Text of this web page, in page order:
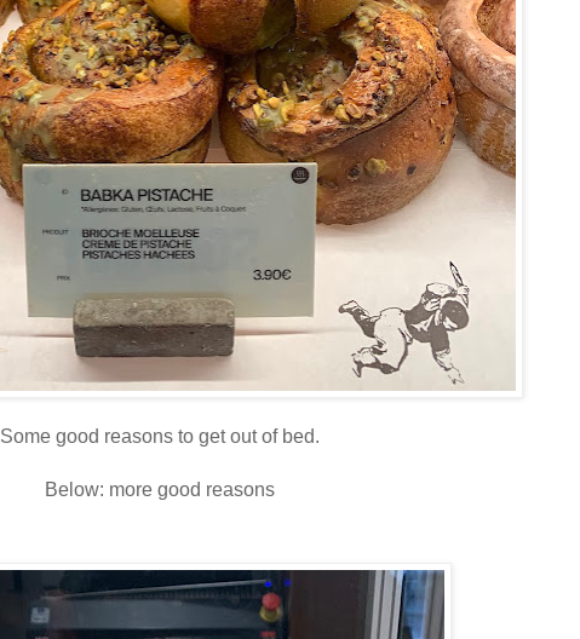
Some good reasons to get out of bed.
Below: more good reasons